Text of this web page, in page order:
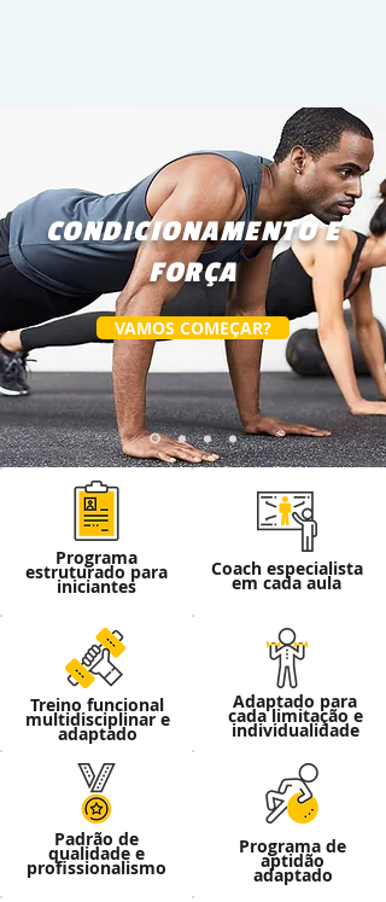
CONDICIONAMENTO E
FORÇA
VAMOS COMEÇAR?
Programa
estruturado para
iniciantes
Coach especialista
em cada aula
Treino funcional
multidisciplinar e
adaptado
Adaptado para
cada limitação e
individualidade
Padrão de
qualidade e
profissionalismo
Programa de
aptidão
adaptado